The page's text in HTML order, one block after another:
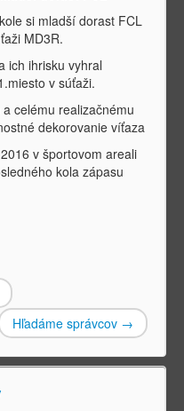
si mladší dorast FCL
MD3R.
ich ihrisku vyhral
v súťaži.
celému realizačnému
dekorovanie víťaza
v športovom areali
kola zápasu
Hľadáme správcov →